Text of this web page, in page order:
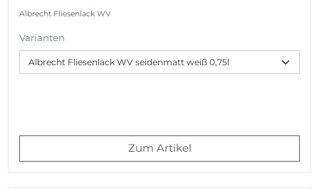
Albrecht Fliesenlack WV
Varianten
Zum Artikel